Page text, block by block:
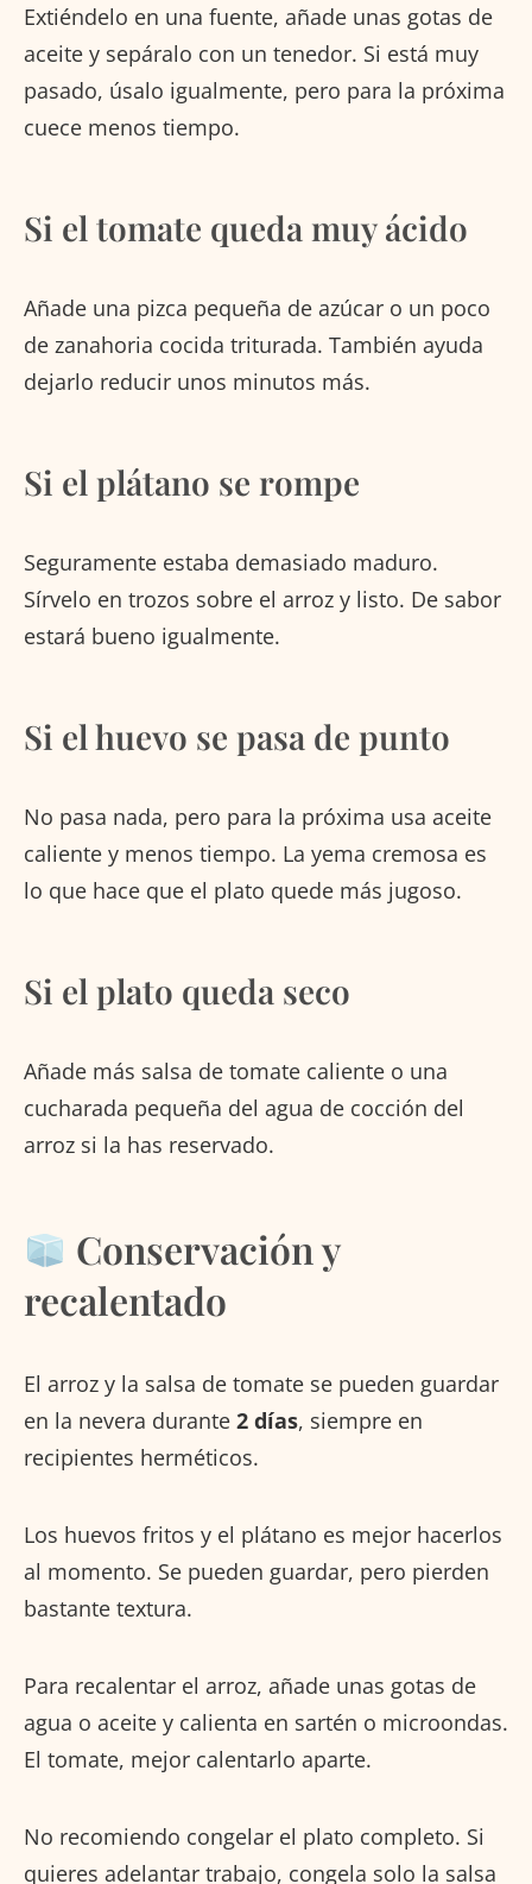
Extiéndelo en una fuente, añade unas gotas de
aceite y sepáralo con un tenedor. Si está muy
pasado, úsalo igualmente, pero para la próxima
cuece menos tiempo.
Si el tomate queda muy ácido
Añade una pizca pequeña de azúcar o un poco
de zanahoria cocida triturada. También ayuda
dejarlo reducir unos minutos más.
Si el plátano se rompe
Seguramente estaba demasiado maduro.
Sírvelo en trozos sobre el arroz y listo. De sabor
estará bueno igualmente.
Si el huevo se pasa de punto
No pasa nada, pero para la próxima usa aceite
caliente y menos tiempo. La yema cremosa es
lo que hace que el plato quede más jugoso.
Si el plato queda seco
Añade más salsa de tomate caliente o una
cucharada pequeña del agua de cocción del
arroz si la has reservado.
Conservación y
recalentado
El arroz y la salsa de tomate se pueden guardar
en la nevera durante 2 días, siempre en
recipientes herméticos.
Los huevos fritos y el plátano es mejor hacerlos
al momento. Se pueden guardar, pero pierden
bastante textura.
Para recalentar el arroz, añade unas gotas de
agua o aceite y calienta en sartén o microondas.
El tomate, mejor calentarlo aparte.
No recomiendo congelar el plato completo. Si
quieres adelantar trabajo, congela solo la salsa